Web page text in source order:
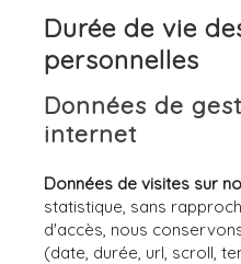
Durée de vie
personnelles
Données de
internet
Données de visites sur
statistique, sans
d'accès, nous
(date, durée, url, scroll,